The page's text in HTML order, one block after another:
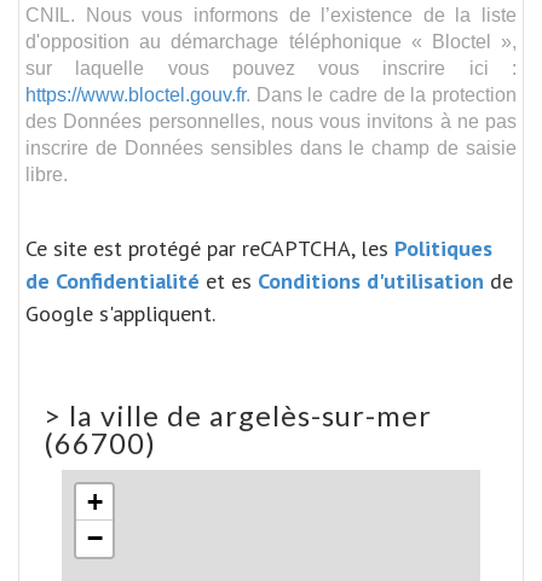
CNIL. Nous vous informons de l’existence de la liste
d'opposition au démarchage téléphonique « Bloctel »,
sur laquelle vous pouvez vous inscrire ici :
https://www.bloctel.gouv.fr. Dans le cadre de la protection
des Données personnelles, nous vous invitons à ne pas
inscrire de Données sensibles dans le champ de saisie
libre.
Ce site est protégé par reCAPTCHA, les Politiques
de Confidentialité et es Conditions d'utilisation de
Google s'appliquent.
> la ville de argelès-sur-mer
(66700)
+
−